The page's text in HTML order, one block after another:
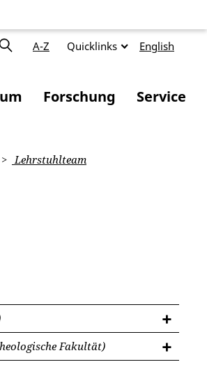
A-Z Quicklinks English
Forschung Service
Lehrstuhlteam
Fakultät)